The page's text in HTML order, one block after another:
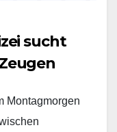
sucht
Montagmorgen